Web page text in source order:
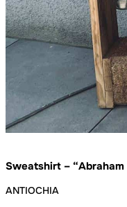
Sweatshirt – “Abraham
ANTIOCHIA